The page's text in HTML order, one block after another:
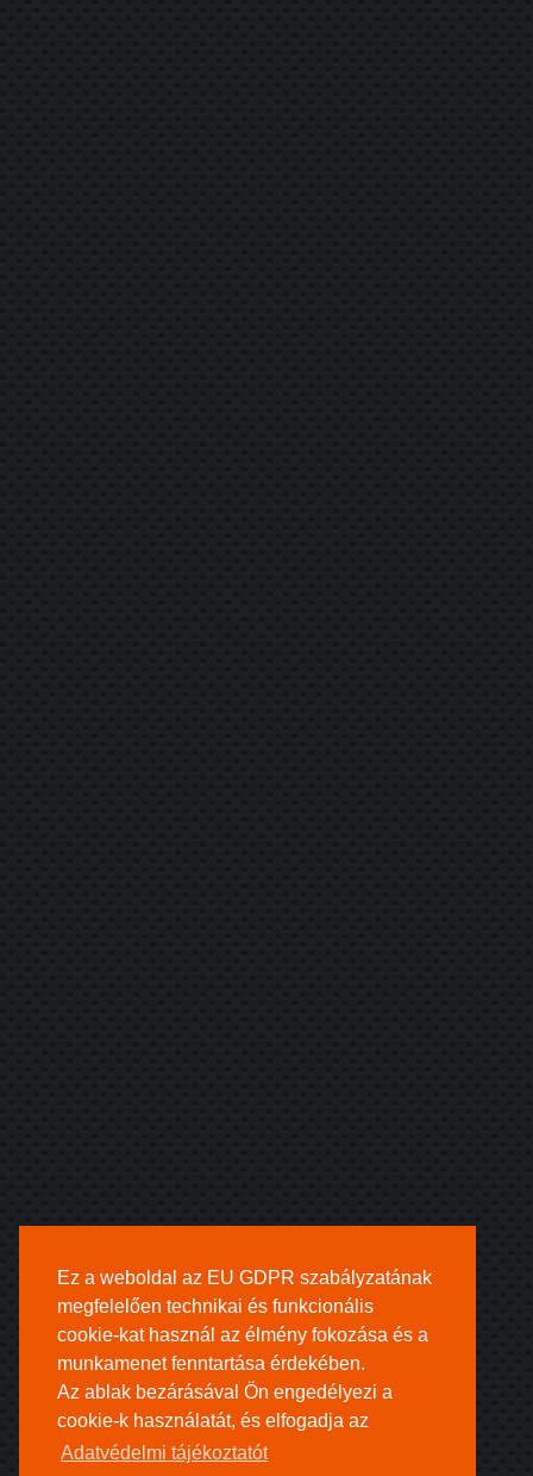
Ez a weboldal az EU GDPR szabályzatának
megfelelően technikai és funkcionális
cookie-kat használ az élmény fokozása és a
munkamenet fenntartása érdekében.
Az ablak bezárásával Ön engedélyezi a
cookie-k használatát, és elfogadja az
Adatvédelmi tájékoztatót